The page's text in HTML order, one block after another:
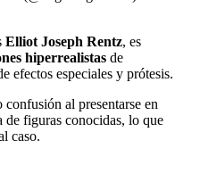
Elliot Joseph Rentz, es
hiperrealistas de
efectos especiales y prótesis.
al presentarse en
de figuras conocidas, lo que
caso.